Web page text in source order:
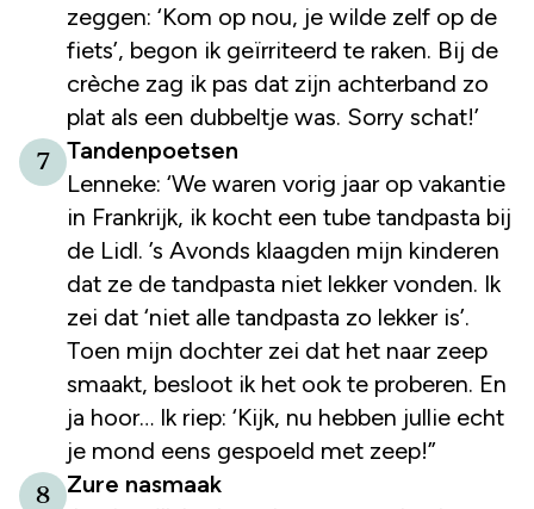
zeggen: ‘Kom op nou, je wilde zelf op de
fiets’, begon ik geïrriteerd te raken. Bij de
crèche zag ik pas dat zijn achterband zo
plat als een dubbeltje was. Sorry schat!’
7
Tandenpoetsen
Lenneke: ‘We waren vorig jaar op vakantie
in Frankrijk, ik kocht een tube tandpasta bij
de Lidl. ’s Avonds klaagden mijn kinderen
dat ze de tandpasta niet lekker vonden. Ik
zei dat ‘niet alle tandpasta zo lekker is’.
Toen mijn dochter zei dat het naar zeep
smaakt, besloot ik het ook te proberen. En
ja hoor… Ik riep: ‘Kijk, nu hebben jullie echt
je mond eens gespoeld met zeep!”
8
Zure nasmaak